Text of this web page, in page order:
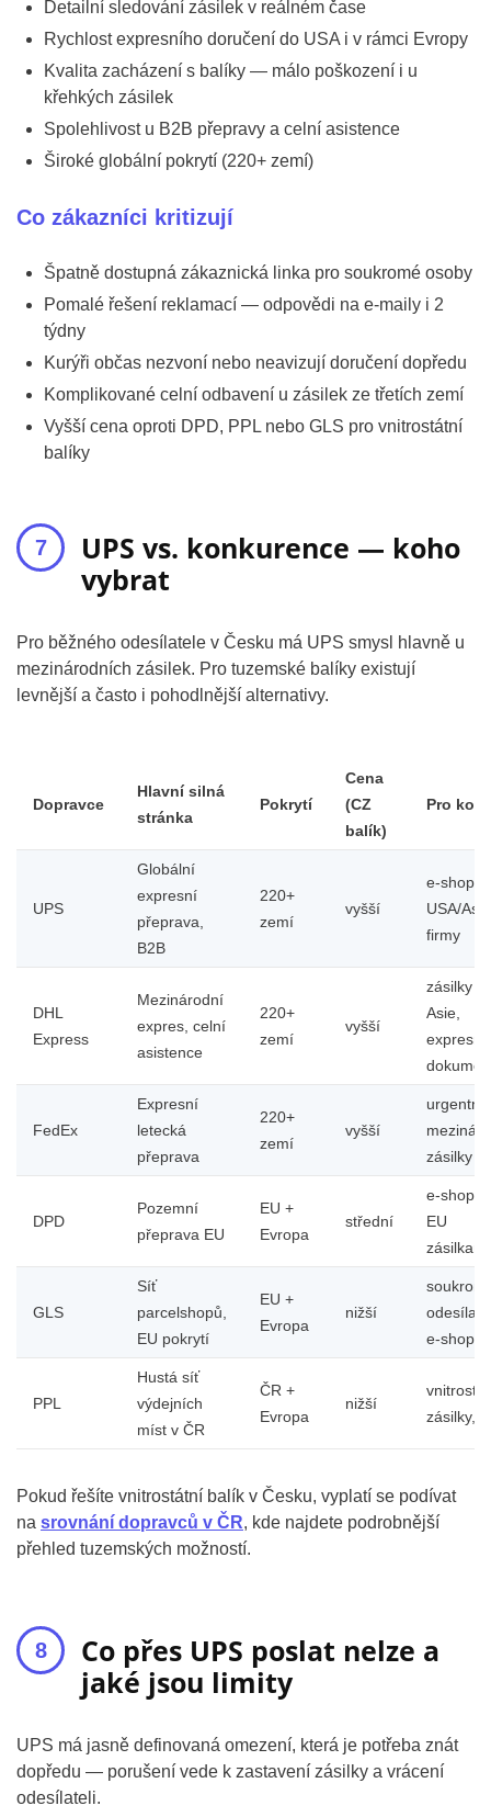
Detailní sledování zásilek v reálném čase
Rychlost expresního doručení do USA i v rámci Evropy
Kvalita zacházení s balíky — málo poškození i u
křehkých zásilek
Spolehlivost u B2B přepravy a celní asistence
Široké globální pokrytí (220+ zemí)
Co zákazníci kritizují
Špatně dostupná zákaznická linka pro soukromé osoby
Pomalé řešení reklamací — odpovědi na e-maily i 2
týdny
Kurýři občas nezvoní nebo neavizují doručení dopředu
Komplikované celní odbavení u zásilek ze třetích zemí
Vyšší cena oproti DPD, PPL nebo GLS pro vnitrostátní
balíky
UPS vs. konkurence — koho
vybrat
Pro běžného odesílatele v Česku má UPS smysl hlavně u
mezinárodních zásilek. Pro tuzemské balíky existují
levnější a často i pohodlnější alternativy.
Dopravce
Hlavní silná
stránka
Pokrytí
Cena
(CZ
balík)
Pro
UPS
Globální
expresní
přeprava,
B2B
220+
zemí
vyšší
e-shopy
USA/Asií,
firmy
DHL
Express
Mezinárodní
expres, celní
asistence
220+
zemí
vyšší
zásilky
Asie,
expresní
FedEx
Expresní
letecká
přeprava
220+
zemí
vyšší
urgentní
zásilky
DPD
Pozemní
přeprava EU
EU +
Evropa
střední
e-shopy
EU
zásilkami
GLS
Síť
parcelshopů,
EU pokrytí
EU +
Evropa
nižší
soukromí
e-shopy
PPL
Hustá síť
výdejních
míst v ČR
ČR +
Evropa
nižší
zásilky,
Pokud řešíte vnitrostátní balík v Česku, vyplatí se podívat
na srovnání dopravců v ČR, kde najdete podrobnější
přehled tuzemských možností.
Co přes UPS poslat nelze a
jaké jsou limity
UPS má jasně definovaná omezení, která je potřeba znát
dopředu — porušení vede k zastavení zásilky a vrácení
odesílateli.